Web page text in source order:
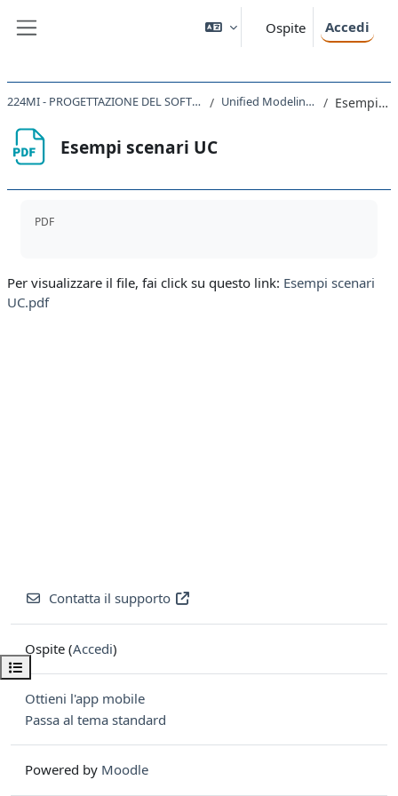
Ospite Accedi
Apri indice del corso
224MI - PROGETTAZIONE DEL SOFTWARE E DEI SISTEMI INFORMATIVI 2021 Unified Modeling Language (UML) Esempi scenari UC
Esempi scenari UC
PDF
Per visualizzare il file, fai click su questo link: Esempi scenari
UC.pdf
Contatta il supporto
Ospite (Accedi)
Ottieni l'app mobile
Passa al tema standard
Powered by Moodle